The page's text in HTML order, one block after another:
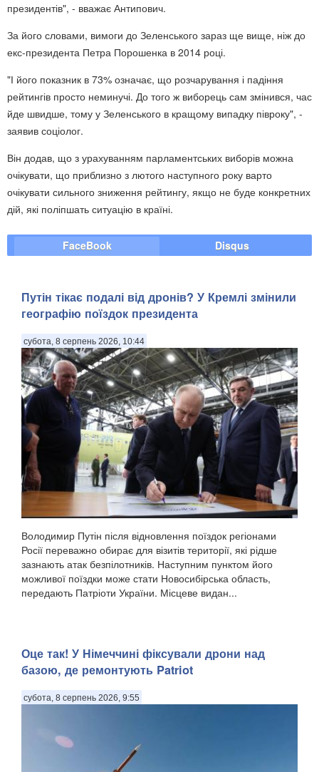
президентів", - вважає Антипович.
За його словами, вимоги до Зеленського зараз ще вище, ніж до
екс-президента Петра Порошенка в 2014 році.
"І його показник в 73% означає, що розчарування і падіння
рейтингів просто неминучі. До того ж виборець сам змінився, час
йде швидше, тому у Зеленського в кращому випадку півроку", -
заявив соціолог.
Він додав, що з урахуванням парламентських виборів можна
очікувати, що приблизно з лютого наступного року варто
очікувати сильного зниження рейтингу, якщо не буде конкретних
дій, які поліпшать ситуацію в країні.
FaceBook Disqus
Путін тікає подалі від дронів? У Кремлі змінили
географію поїздок президента
субота, 8 серпень 2026, 10:44
Володимир Путін після відновлення поїздок регіонами
Росії переважно обирає для візитів території, які рідше
зазнають атак безпілотників. Наступним пунктом його
можливої поїздки може стати Новосибірська область,
передають Патріоти України. Місцеве видан...
Оце так! У Німеччині фіксували дрони над
базою, де ремонтують Patriot
субота, 8 серпень 2026, 9:55